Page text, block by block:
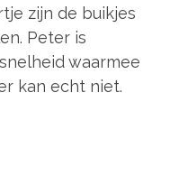
zijn de buikjes
Peter is
waarmee
kan echt niet.